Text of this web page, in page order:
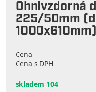
Ohnivzdorná
225/50mm
1000x610mm)
Cena
Cena s DPH
skladem 104